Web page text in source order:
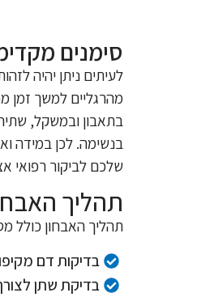
סימנים
לעיתים ניתן יהיה
מהרגליים למשך זמן
בתאבון ובמשקל,
בנשימה. לכן במידה
שלכם לביקור רפואי
תהליך
תהליך האבחון כולל
בדיקות דם
בדיקת שתן